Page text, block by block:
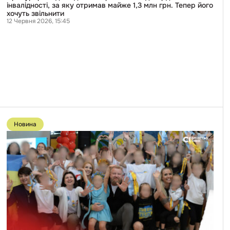
приїхав
підтвердження
інвалідності,
звільнити
інвалідності, за яку отримав майже 1,3 млн грн. Тепер його
хочуть звільнити
12 Червня 2026, 15:45
до
публікації
Після
публікації
розслідування
«Слідства.Інфо»
Офіс
Генпрокурора
поновив
раніше
закриту
відсутністю
Новина